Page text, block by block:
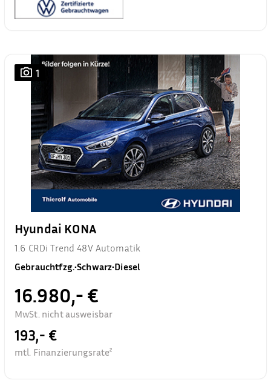
1
Hyundai KONA
1.6 CRDi Trend 48V Automatik
Gebrauchtfzg.•Schwarz•Diesel
16.980,- €
MwSt. nicht ausweisbar
193,- €
mtl. Finanzierungsrate²